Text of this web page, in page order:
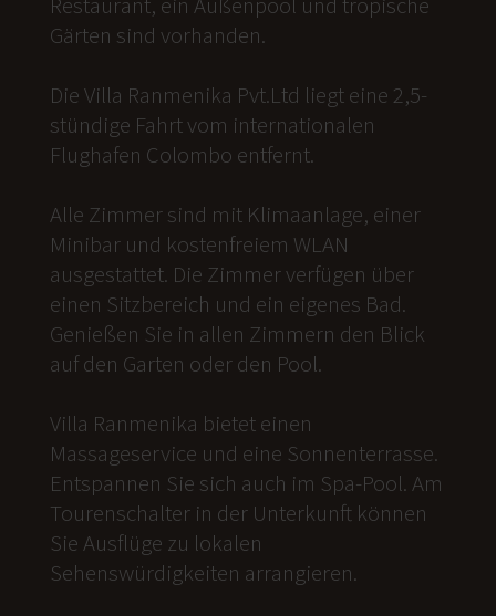
Gärten sind vorhanden.
Die Villa Ranmenika Pvt.Ltd liegt eine 2,5-
stündige Fahrt vom internationalen
Flughafen Colombo entfernt.
Alle Zimmer sind mit Klimaanlage, einer
Minibar und kostenfreiem WLAN
ausgestattet. Die Zimmer verfügen über
einen Sitzbereich und ein eigenes Bad.
Genießen Sie in allen Zimmern den Blick
auf den Garten oder den Pool.
Villa Ranmenika bietet einen
Massageservice und eine Sonnenterrasse.
Entspannen Sie sich auch im Spa-Pool. Am
Tourenschalter in der Unterkunft können
Sie Ausflüge zu lokalen
Sehenswürdigkeiten arrangieren.